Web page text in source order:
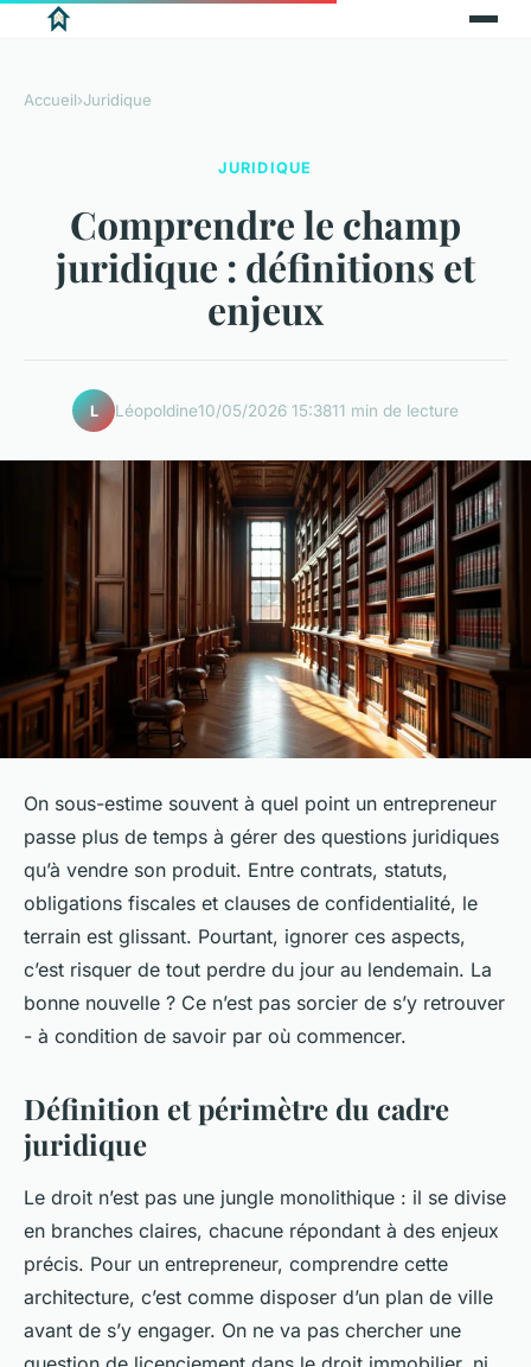
Accueil›Juridique
JURIDIQUE
Comprendre le champ
juridique : définitions et
enjeux
L Léopoldine10/05/2026 15:3811 min de lecture
On sous-estime souvent à quel point un entrepreneur
passe plus de temps à gérer des questions juridiques
qu’à vendre son produit. Entre contrats, statuts,
obligations fiscales et clauses de confidentialité, le
terrain est glissant. Pourtant, ignorer ces aspects,
c’est risquer de tout perdre du jour au lendemain. La
bonne nouvelle ? Ce n’est pas sorcier de s’y retrouver
- à condition de savoir par où commencer.
Définition et périmètre du cadre
juridique
Le droit n’est pas une jungle monolithique : il se divise
en branches claires, chacune répondant à des enjeux
précis. Pour un entrepreneur, comprendre cette
architecture, c’est comme disposer d’un plan de ville
avant de s’y engager. On ne va pas chercher une